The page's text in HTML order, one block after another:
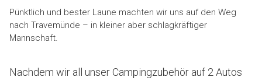
Pünktlich und bester Laune machten wir uns auf den Weg
nach Travemünde – in kleiner aber schlagkräftiger
Mannschaft.
Nachdem wir all unser Campingzubehör auf 2 Autos